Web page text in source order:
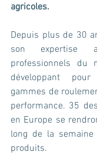
agricoles.
Depuis plus de 30
son expertise
professionnels du
développant
gammes de
performance. 35
en Europe se
long de la
produits.